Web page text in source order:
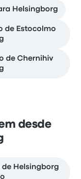
Helsingborg
de Estocolmo
de Chernihiv
desde
Helsingborg